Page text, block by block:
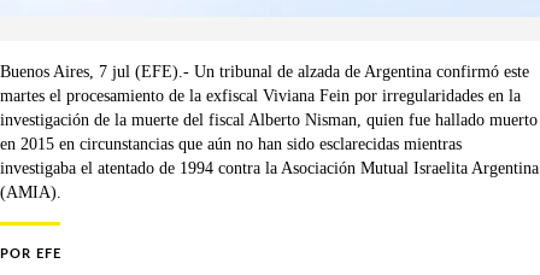
Buenos Aires, 7 jul (EFE).- Un tribunal de alzada de Argentina confirmó este
martes el procesamiento de la exfiscal Viviana Fein por irregularidades en la
investigación de la muerte del fiscal Alberto Nisman, quien fue hallado muerto
en 2015 en circunstancias que aún no han sido esclarecidas mientras
investigaba el atentado de 1994 contra la Asociación Mutual Israelita Argentina
(AMIA).
POR EFE